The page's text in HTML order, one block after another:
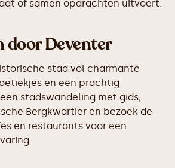
of samen opdrachten uitvoert.
door Deventer
stad vol charmante
en een prachtig
stadswandeling met gids,
Bergkwartier en bezoek de
en restaurants voor een